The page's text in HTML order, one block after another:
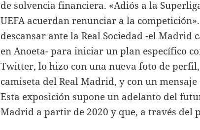
de solvencia financiera. «Adiós a la
UEFA acuerdan renunciar a la
descansar ante la Real Sociedad -el Madrid
en Anoeta- para iniciar un plan específico
Twitter, lo hizo con una nueva foto de
camiseta del Real Madrid, y con un
Esta exposición supone un adelanto del
Madrid a partir de 2020 y que, a través del